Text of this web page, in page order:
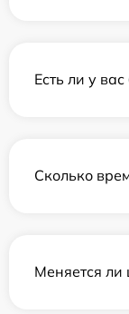
Есть ли у
Сколько
Меняется ли